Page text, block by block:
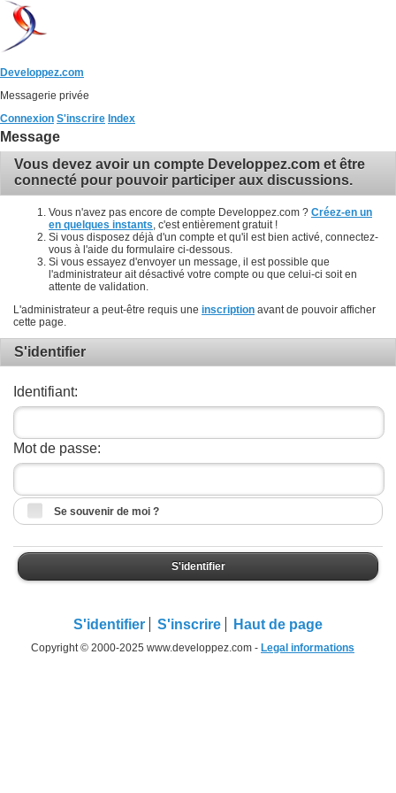
Developpez.com
Messagerie privée
Connexion S'inscrire Index
Message
Vous devez avoir un compte Developpez.com et être
connecté pour pouvoir participer aux discussions.
Vous n'avez pas encore de compte Developpez.com ? Créez-en un
en quelques instants , c'est entièrement gratuit !
Si vous disposez déjà d'un compte et qu'il est bien activé, connectez-
vous à l'aide du formulaire ci-dessous.
Si vous essayez d'envoyer un message, il est possible que
l'administrateur ait désactivé votre compte ou que celui-ci soit en
attente de validation.
L'administrateur a peut-être requis une inscription avant de pouvoir afficher
cette page.
S'identifier
Identifiant:
Mot de passe:
Se souvenir de moi ?
S'identifier
S'identifier S'inscrire Haut de page
Copyright © 2000-2025 www.developpez.com - Legal informations